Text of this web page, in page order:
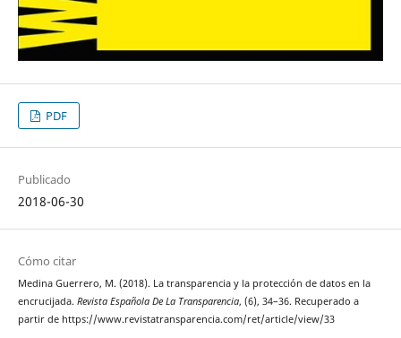
PDF
Publicado
2018-06-30
Cómo citar
Medina Guerrero, M. (2018). La transparencia y la protección de datos en la
encrucijada. Revista Española De La Transparencia, (6), 34–36. Recuperado a
partir de https://www.revistatransparencia.com/ret/article/view/33